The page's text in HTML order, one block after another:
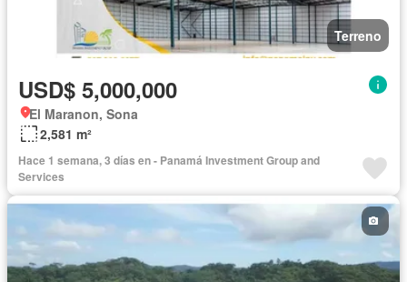
Terreno
USD$ 5,000,000
El Maranon, Sona
2,581 m²
Hace 1 semana, 3 días en - Panamá Investment Group and
Services